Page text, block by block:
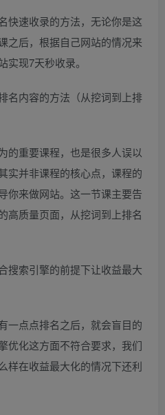
快速收录的方法，无论你是这
之后，根据自己网站的情况来
现7天秒收录。
名内容的方法（从挖词到上排
的重要课程，也是很多人误以
实并非课程的核心点，课程的
你来做网站。这一节课主要告
高质量页面，从挖词到上排名
搜索引擎的前提下让收益最大
一点点排名之后，就会盲目的
优化这方面不符合要求，我们
样在收益最大化的情况下还利